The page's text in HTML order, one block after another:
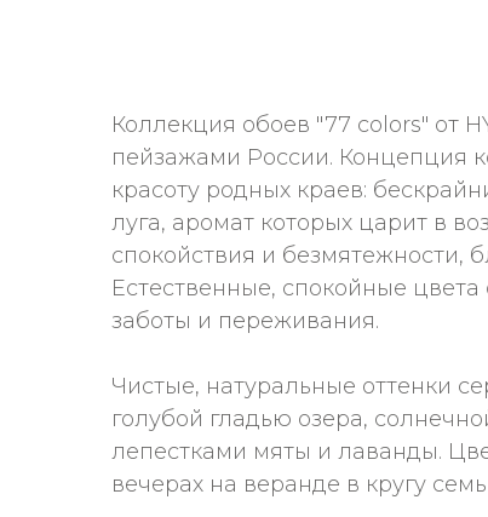
Коллекция обоев "77 colors" от
пейзажами России. Концепция
красоту родных краев:
луга, аромат которых царит в
спокойствия и
Естественные, спокойные
заботы и переживания.
Чистые, натуральные оттенки
голубой гладью озера,
лепестками мяты и лаванды.
вечерах на веранде в кругу